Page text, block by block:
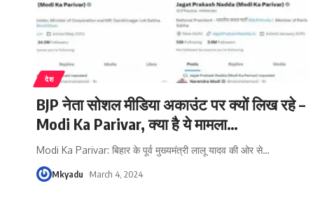
देश
BJP नेता सोशल मीडिया अकाउंट पर क्यों लिख रहे –
Modi Ka Parivar, क्या है ये मामला…
Modi Ka Parivar: बिहार के पूर्व मुख्यमंत्री लालू यादव की ओर से…
Mkyadu March 4, 2024